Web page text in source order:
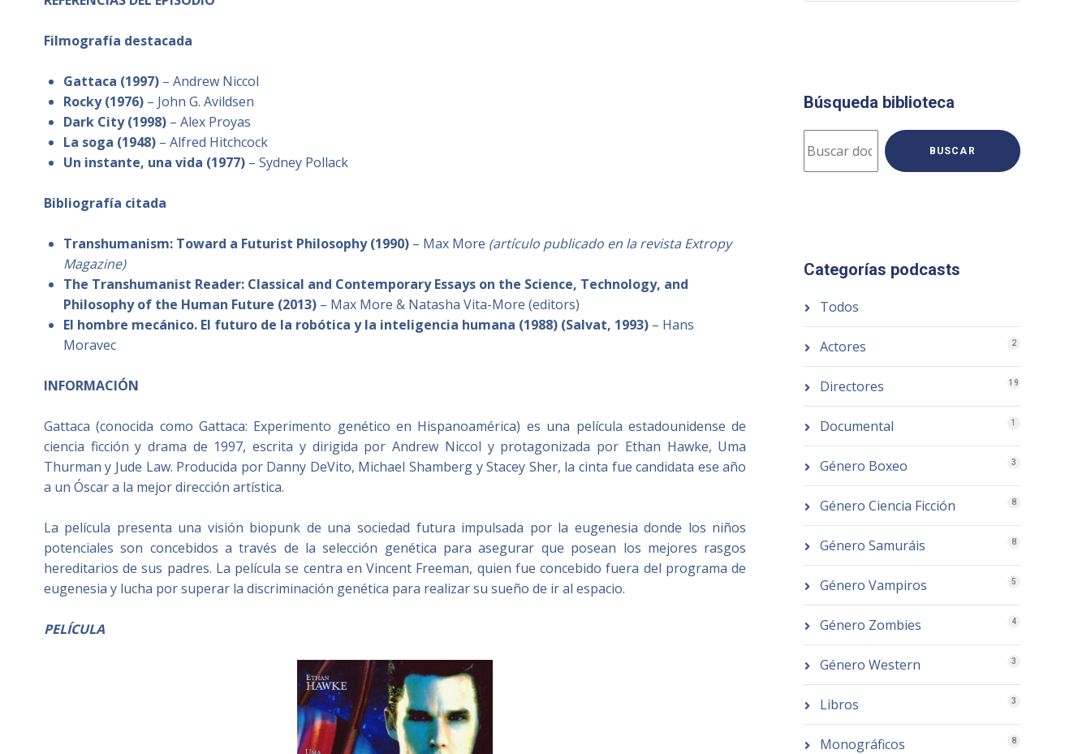
Filmografía destacada
Gattaca (1997)– Andrew Niccol
Rocky (1976)– John G. Avildsen
Dark City (1998)– Alex Proyas
La soga (1948)– Alfred Hitchcock
Un instante, una vida (1977)– Sydney Pollack
Bibliografía citada
Transhumanism: Toward a Futurist Philosophy (1990)– Max More (artículo publicado en la revista Extropy
Magazine)
The Transhumanist Reader: Classical and Contemporary Essays on the Science, Technology, and
Philosophy of the Human Future (2013)– Max More & Natasha Vita-More (editors)
El hombre mecánico. El futuro de la robótica y la inteligencia humana (1988) (Salvat, 1993)– Hans
Moravec
INFORMACIÓN
Gattaca (conocida como Gattaca: Experimento genético en Hispanoamérica) es una película estadounidense de
ciencia ficción y drama de 1997, escrita y dirigida por Andrew Niccol y protagonizada por Ethan Hawke, Uma
Thurman y Jude Law. Producida por Danny DeVito, Michael Shamberg y Stacey Sher, la cinta fue candidata ese año
a un Óscar a la mejor dirección artística.
La película presenta una visión biopunk de una sociedad futura impulsada por la eugenesia donde los niños
potenciales son concebidos a través de la selección genética para asegurar que posean los mejores rasgos
hereditarios de sus padres. La película se centra en Vincent Freeman, quien fue concebido fuera del programa de
eugenesia y lucha por superar la discriminación genética para realizar su sueño de ir al espacio.
PELÍCULA
Búsqueda biblioteca
BUSCAR
Categorías podcasts
Todos
Actores 2
Directores 19
Documental 1
Género Boxeo 3
Género Ciencia Ficción 8
Género Samuráis 8
Género Vampiros 5
Género Zombies 4
Género Western 3
Libros 3
Monográficos 8